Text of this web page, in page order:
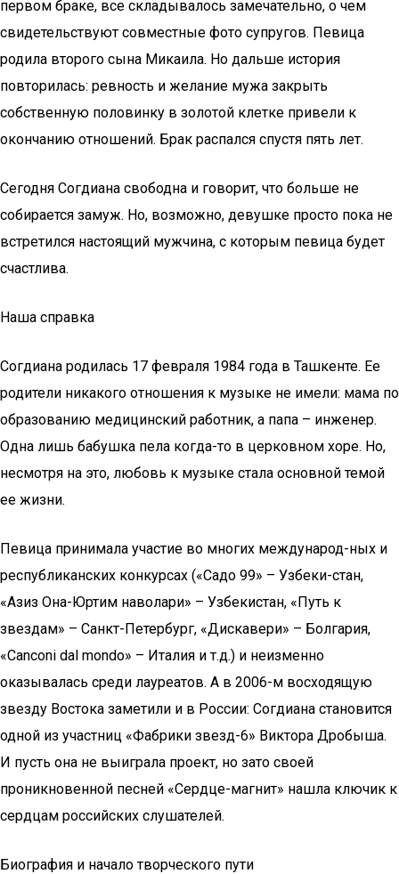
первом браке, все складывалось замечательно, о чем
свидетельствуют совместные фото супругов. Певица
родила второго сына Микаила. Но дальше история
повторилась: ревность и желание мужа закрыть
собственную половинку в золотой клетке привели к
окончанию отношений. Брак распался спустя пять лет.
Сегодня Согдиана свободна и говорит, что больше не
собирается замуж. Но, возможно, девушке просто пока не
встретился настоящий мужчина, с которым певица будет
счастлива.
Наша справка
Согдиана родилась 17 февраля 1984 года в Ташкенте. Ее
родители никакого отношения к музыке не имели: мама по
образованию медицинский работник, а папа – инженер.
Одна лишь бабушка пела когда-то в церковном хоре. Но,
несмотря на это, любовь к музыке стала основной темой
ее жизни.
Певица принимала участие во многих международ-ных и
республиканских конкурсах («Садо 99» – Узбеки-стан,
«Азиз Она-Юртим наволари» – Узбекистан, «Путь к
звездам» – Санкт-Петербург, «Дискавери» – Болгария,
«Сanconi dal mondo» – Италия и т.д.) и неизменно
оказывалась среди лауреатов. А в 2006-м восходящую
звезду Востока заметили и в России: Согдиана становится
одной из участниц «Фабрики звезд-6» Виктора Дробыша.
И пусть она не выиграла проект, но зато своей
проникновенной песней «Сердце-магнит» нашла ключик к
сердцам российских слушателей.
Биография и начало творческого пути